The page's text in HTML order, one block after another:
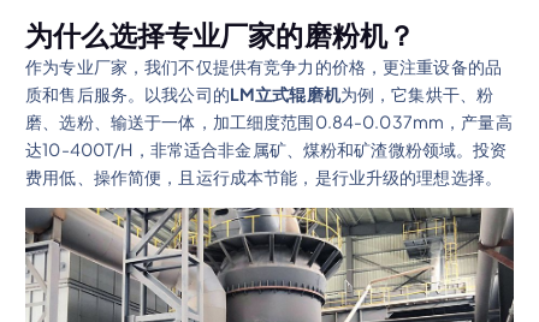
为什么选择专业厂家的磨粉机？
作为专业厂家，我们不仅提供有竞争力的价格，更注重设备的品
质和售后服务。以我公司的LM立式辊磨机为例，它集烘干、粉
磨、选粉、输送于一体，加工细度范围0.84-0.037mm，产量高
达10-400T/H，非常适合非金属矿、煤粉和矿渣微粉领域。投资
费用低、操作简便，且运行成本节能，是行业升级的理想选择。